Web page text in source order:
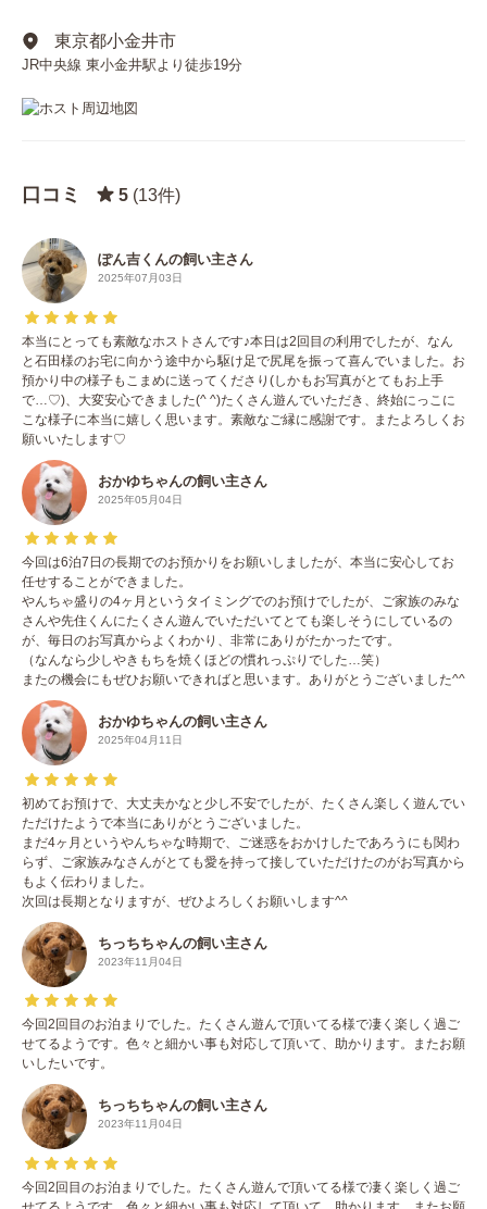
東京都小金井市
JR中央線 東小金井駅より徒歩19分
口コミ 5 (13件)
ぽん吉くんの飼い主さん
2025年07月03日
本当にとっても素敵なホストさんです♪本日は2回目の利用でしたが、なん
と石田様のお宅に向かう途中から駆け足で尻尾を振って喜んでいました。お
預かり中の様子もこまめに送ってくださり(しかもお写真がとてもお上手
で…♡)、大変安心できました(^ ^)たくさん遊んでいただき、終始にっこに
こな様子に本当に嬉しく思います。素敵なご縁に感謝です。またよろしくお
願いいたします♡
おかゆちゃんの飼い主さん
2025年05月04日
今回は6泊7日の長期でのお預かりをお願いしましたが、本当に安心してお
任せすることができました。
やんちゃ盛りの4ヶ月というタイミングでのお預けでしたが、ご家族のみな
さんや先住くんにたくさん遊んでいただいてとても楽しそうにしているの
が、毎日のお写真からよくわかり、非常にありがたかったです。
（なんなら少しやきもちを焼くほどの慣れっぷりでした…笑）
またの機会にもぜひお願いできればと思います。ありがとうございました^^
おかゆちゃんの飼い主さん
2025年04月11日
初めてお預けで、大丈夫かなと少し不安でしたが、たくさん楽しく遊んでい
ただけたようで本当にありがとうございました。
まだ4ヶ月というやんちゃな時期で、ご迷惑をおかけしたであろうにも関わ
らず、ご家族みなさんがとても愛を持って接していただけたのがお写真から
もよく伝わりました。
次回は長期となりますが、ぜひよろしくお願いします^^
ちっちちゃんの飼い主さん
2023年11月04日
今回2回目のお泊まりでした。たくさん遊んで頂いてる様で凄く楽しく過ご
せてるようです。色々と細かい事も対応して頂いて、助かります。またお願
いしたいです。
ちっちちゃんの飼い主さん
2023年11月04日
今回2回目のお泊まりでした。たくさん遊んで頂いてる様で凄く楽しく過ご